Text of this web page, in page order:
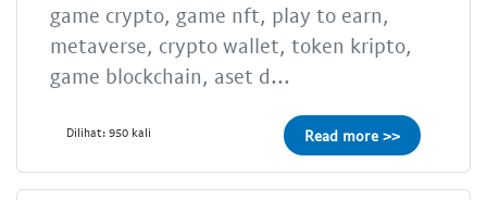
game crypto, game nft, play to earn,
metaverse, crypto wallet, token kripto,
game blockchain, aset d...
Dilihat: 950 kali Read more >>